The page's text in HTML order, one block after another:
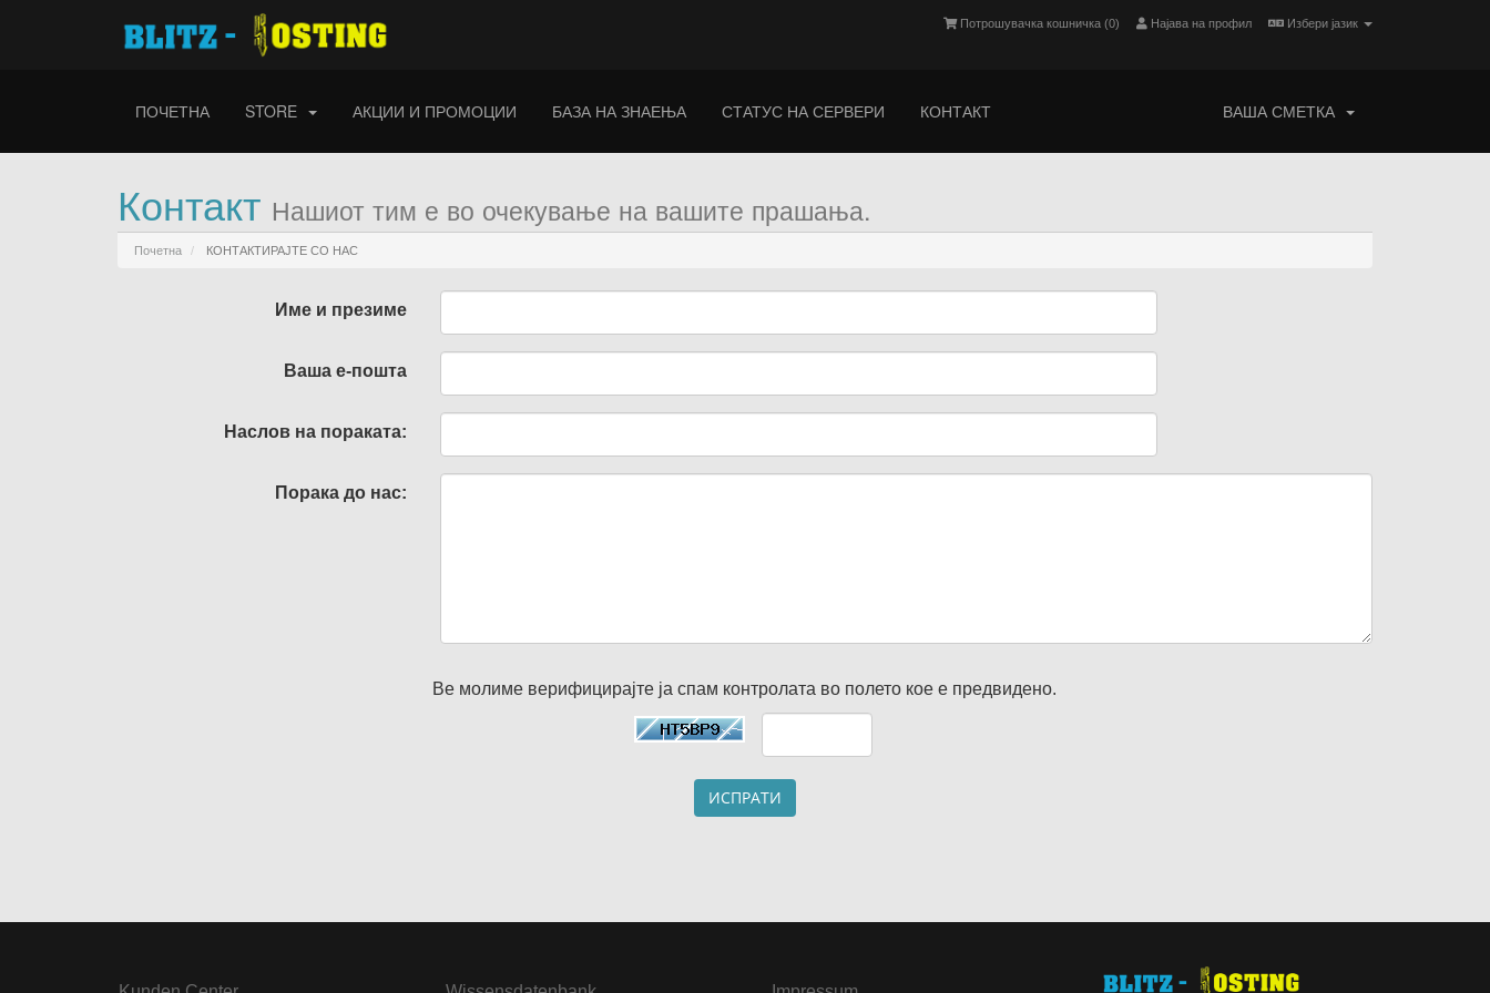
Избери јазик
Најава на профил
Потрошувачка кошничка (0)
ПОЧЕТНА STORE АКЦИИ И ПРОМОЦИИ БАЗА НА ЗНАЕЊА СТАТУС НА СЕРВЕРИ КОНТАКТ ВАША СМЕТКА
Контакт Нашиот тим е во очекување на вашите прашања.
Почетна КОНТАКТИРАЈТЕ СО НАС
Име и презиме
Ваша е-пошта
Наслов на пораката:
Порака до нас:
Ве молиме верифицирајте ја спам контролата во полето кое е предвидено.
ИСПРАТИ